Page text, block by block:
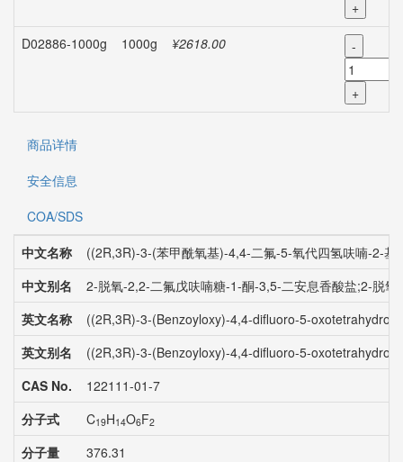
+
D02886-1000g
1000g ¥2618.00 -
+
商品详情
安全信息
COA/SDS
中文名称
((2R,3R)-3-(苯甲酰氧基)-4,4-二氟-5-氧代四氢呋喃-2-基
中文别名
2-脱氧-2,2-二氟戊呋喃糖-1-酮-3,5-二安息香酸盐;2-脱
英文名称
((2R,3R)-3-(Benzoyloxy)-4,4-difluoro-5-
英文别名
((2R,3R)-3-(Benzoyloxy)-4,4-difluoro-5-
CAS No.
122111-01-7
分子式
C19H14O6F2
分子量
376.31